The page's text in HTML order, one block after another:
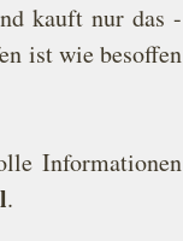
kauft nur das -
ist wie besoffen
Informationen
.